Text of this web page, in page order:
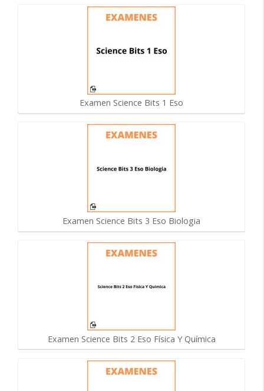
Examen Science Bits 1 Eso
Examen Science Bits 3 Eso Biologia
Examen Science Bits 2 Eso Física Y Química